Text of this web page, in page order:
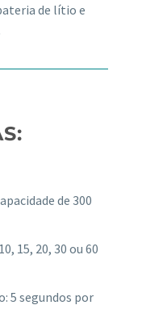
de lítio e
de 300
15, 20, 30 ou 60
5 segundos por